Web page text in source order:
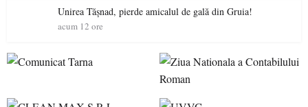
Unirea Tășnad, pierde amicalul de gală din Gruia!
acum 12 ore